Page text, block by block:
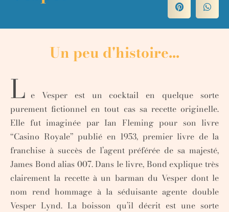
Un peu d'histoire...
L e Vesper est un cocktail en quelque sorte
purement fictionnel en tout cas sa recette originelle.
Elle fut imaginée par Ian Fleming pour son livre
“Casino Royale” publié en 1953, premier livre de la
franchise à succès de l’agent préférée de sa majesté,
James Bond alias 007. Dans le livre, Bond explique très
clairement la recette à un barman du Vesper dont le
nom rend hommage à la séduisante agente double
Vesper Lynd. La boisson qu’il décrit est une sorte